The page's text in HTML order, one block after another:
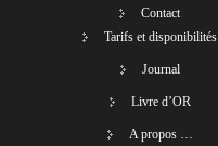
Contact
Tarifs et disponibilités
Journal
Livre d’OR
A propos …